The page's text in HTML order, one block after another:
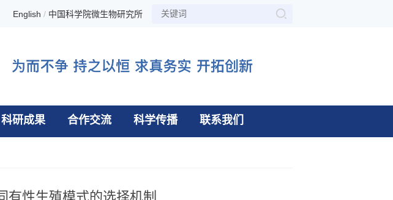
English / 中国科学院微生物研究所
科研成果 合作交流 科学传播 联系我们
有性生殖模式的选择机制